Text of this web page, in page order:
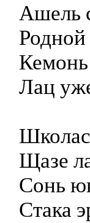
Ашель
Родной
Лац
Щазе
Сонь
Стака